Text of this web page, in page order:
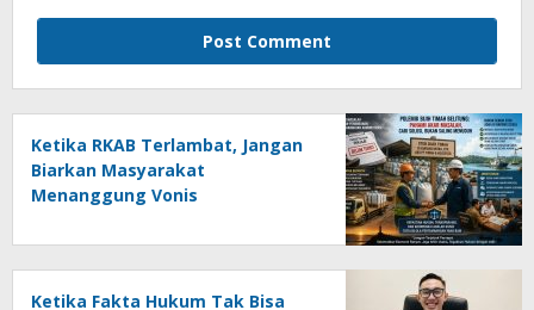
Ketika RKAB Terlambat, Jangan
Biarkan Masyarakat
Menanggung Vonis
Ketika Fakta Hukum Tak Bisa